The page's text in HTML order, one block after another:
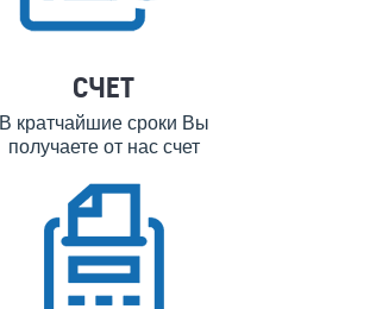
СЧЕТ
В кратчайшие сроки Вы
получаете от нас счет